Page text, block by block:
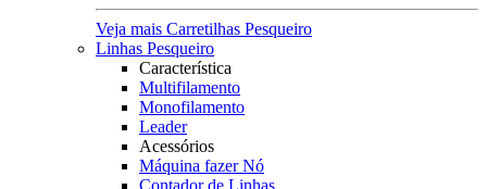
Veja mais Carretilhas Pesqueiro
Linhas Pesqueiro
Característica
Multifilamento
Monofilamento
Leader
Acessórios
Máquina fazer Nó
Contador de Linhas